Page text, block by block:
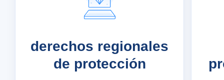
derechos regionales
de protección